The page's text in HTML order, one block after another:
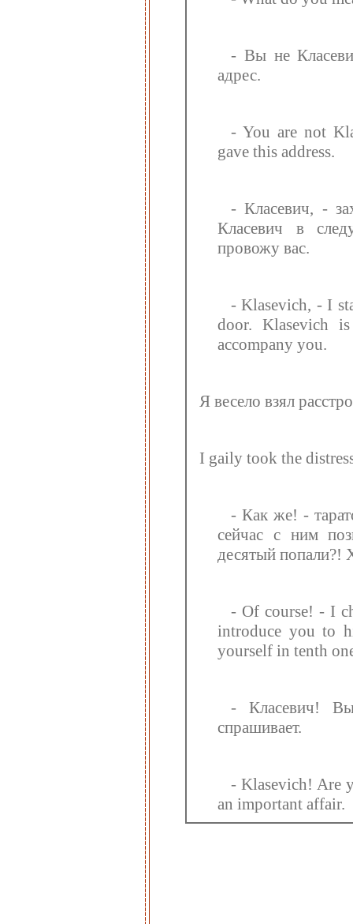
- Вы не
адрес.
- You are not
gave this address.
- Класевич, -
Класевич в
провожу вас.
- Klasevich, - I
door. Klasevich
accompany you.
Я весело взял
I gaily took the
- Как же! -
сейчас с ним
десятый попали?!
- Of course! - I
introduce you to
yourself in tenth
- Класевич!
спрашивает.
- Klasevich! Are
an important affair.